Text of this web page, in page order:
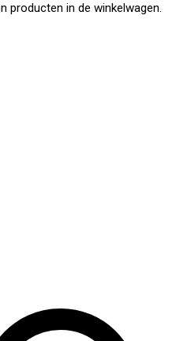
producten in de winkelwagen.